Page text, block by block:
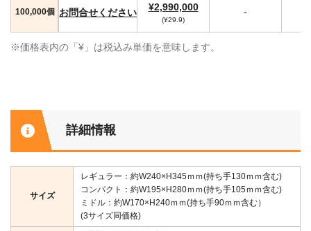
100,000個 お問合せください ¥2,990,000
(¥29.9)
-
※価格表内の「¥」は税込み単価を意味します。
詳細情報
サイズ
レギュラー：約W240×H345ｍｍ(持ち手130ｍｍ含む)
コンパクト：約W195×H280ｍｍ(持ち手105ｍｍ含む)
ミドル：約W170×H240ｍｍ(持ち手90ｍｍ含む）
(3サイズ同価格)